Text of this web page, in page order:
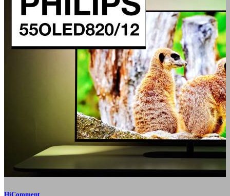
HiComment